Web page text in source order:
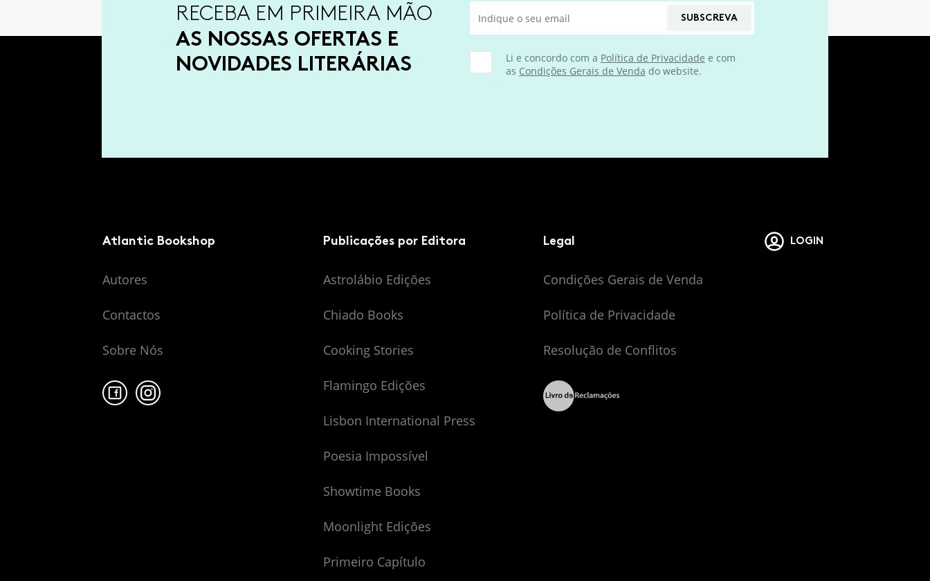
RECEBA EM PRIMEIRA MÃO
AS NOSSAS OFERTAS E
NOVIDADES LITERÁRIAS
SUBSCREVA
Li e concordo com a Política de Privacidade e com
as Condições Gerais de Venda do website.
LOGIN
Atlantic Bookshop
Autores
Contactos
Sobre Nós
Publicações por Editora
Astrolábio Edições
Chiado Books
Cooking Stories
Flamingo Edições
Lisbon International Press
Poesia Impossível
Showtime Books
Moonlight Edições
Primeiro Capítulo
Legal
Condições Gerais de Venda
Política de Privacidade
Resolução de Conflitos